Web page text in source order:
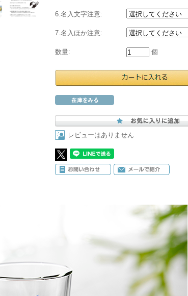
6.名入文字注意:
7.名入ほか注意:
数量: 個
レビューはありません